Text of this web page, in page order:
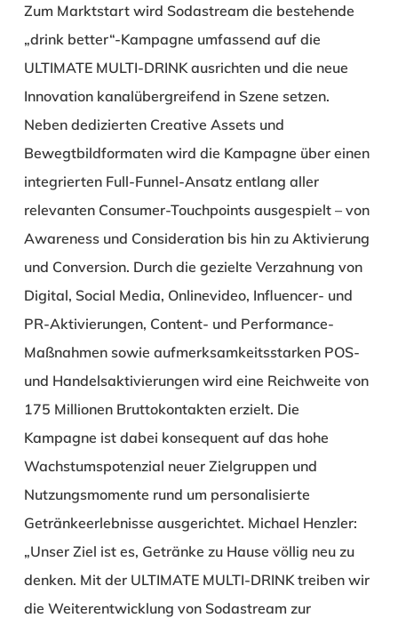
Zum Marktstart wird Sodastream die bestehende
„drink better“-Kampagne umfassend auf die
ULTIMATE MULTI-DRINK ausrichten und die neue
Innovation kanalübergreifend in Szene setzen.
Neben dedizierten Creative Assets und
Bewegtbildformaten wird die Kampagne über einen
integrierten Full-Funnel-Ansatz entlang aller
relevanten Consumer-Touchpoints ausgespielt – von
Awareness und Consideration bis hin zu Aktivierung
und Conversion. Durch die gezielte Verzahnung von
Digital, Social Media, Onlinevideo, Influencer- und
PR-Aktivierungen, Content- und Performance-
Maßnahmen sowie aufmerksamkeitsstarken POS-
und Handelsaktivierungen wird eine Reichweite von
175 Millionen Bruttokontakten erzielt. Die
Kampagne ist dabei konsequent auf das hohe
Wachstumspotenzial neuer Zielgruppen und
Nutzungsmomente rund um personalisierte
Getränkeerlebnisse ausgerichtet. Michael Henzler:
„Unser Ziel ist es, Getränke zu Hause völlig neu zu
denken. Mit der ULTIMATE MULTI-DRINK treiben wir
die Weiterentwicklung von Sodastream zur